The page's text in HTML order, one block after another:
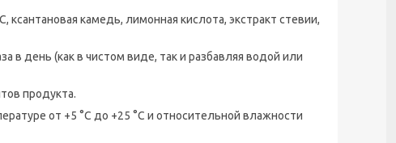
камедь, лимонная кислота, экстракт стевии,
в день (как в чистом виде, так и разбавляя водой или
продукта.
от +5 °С до +25 °С и относительной влажности